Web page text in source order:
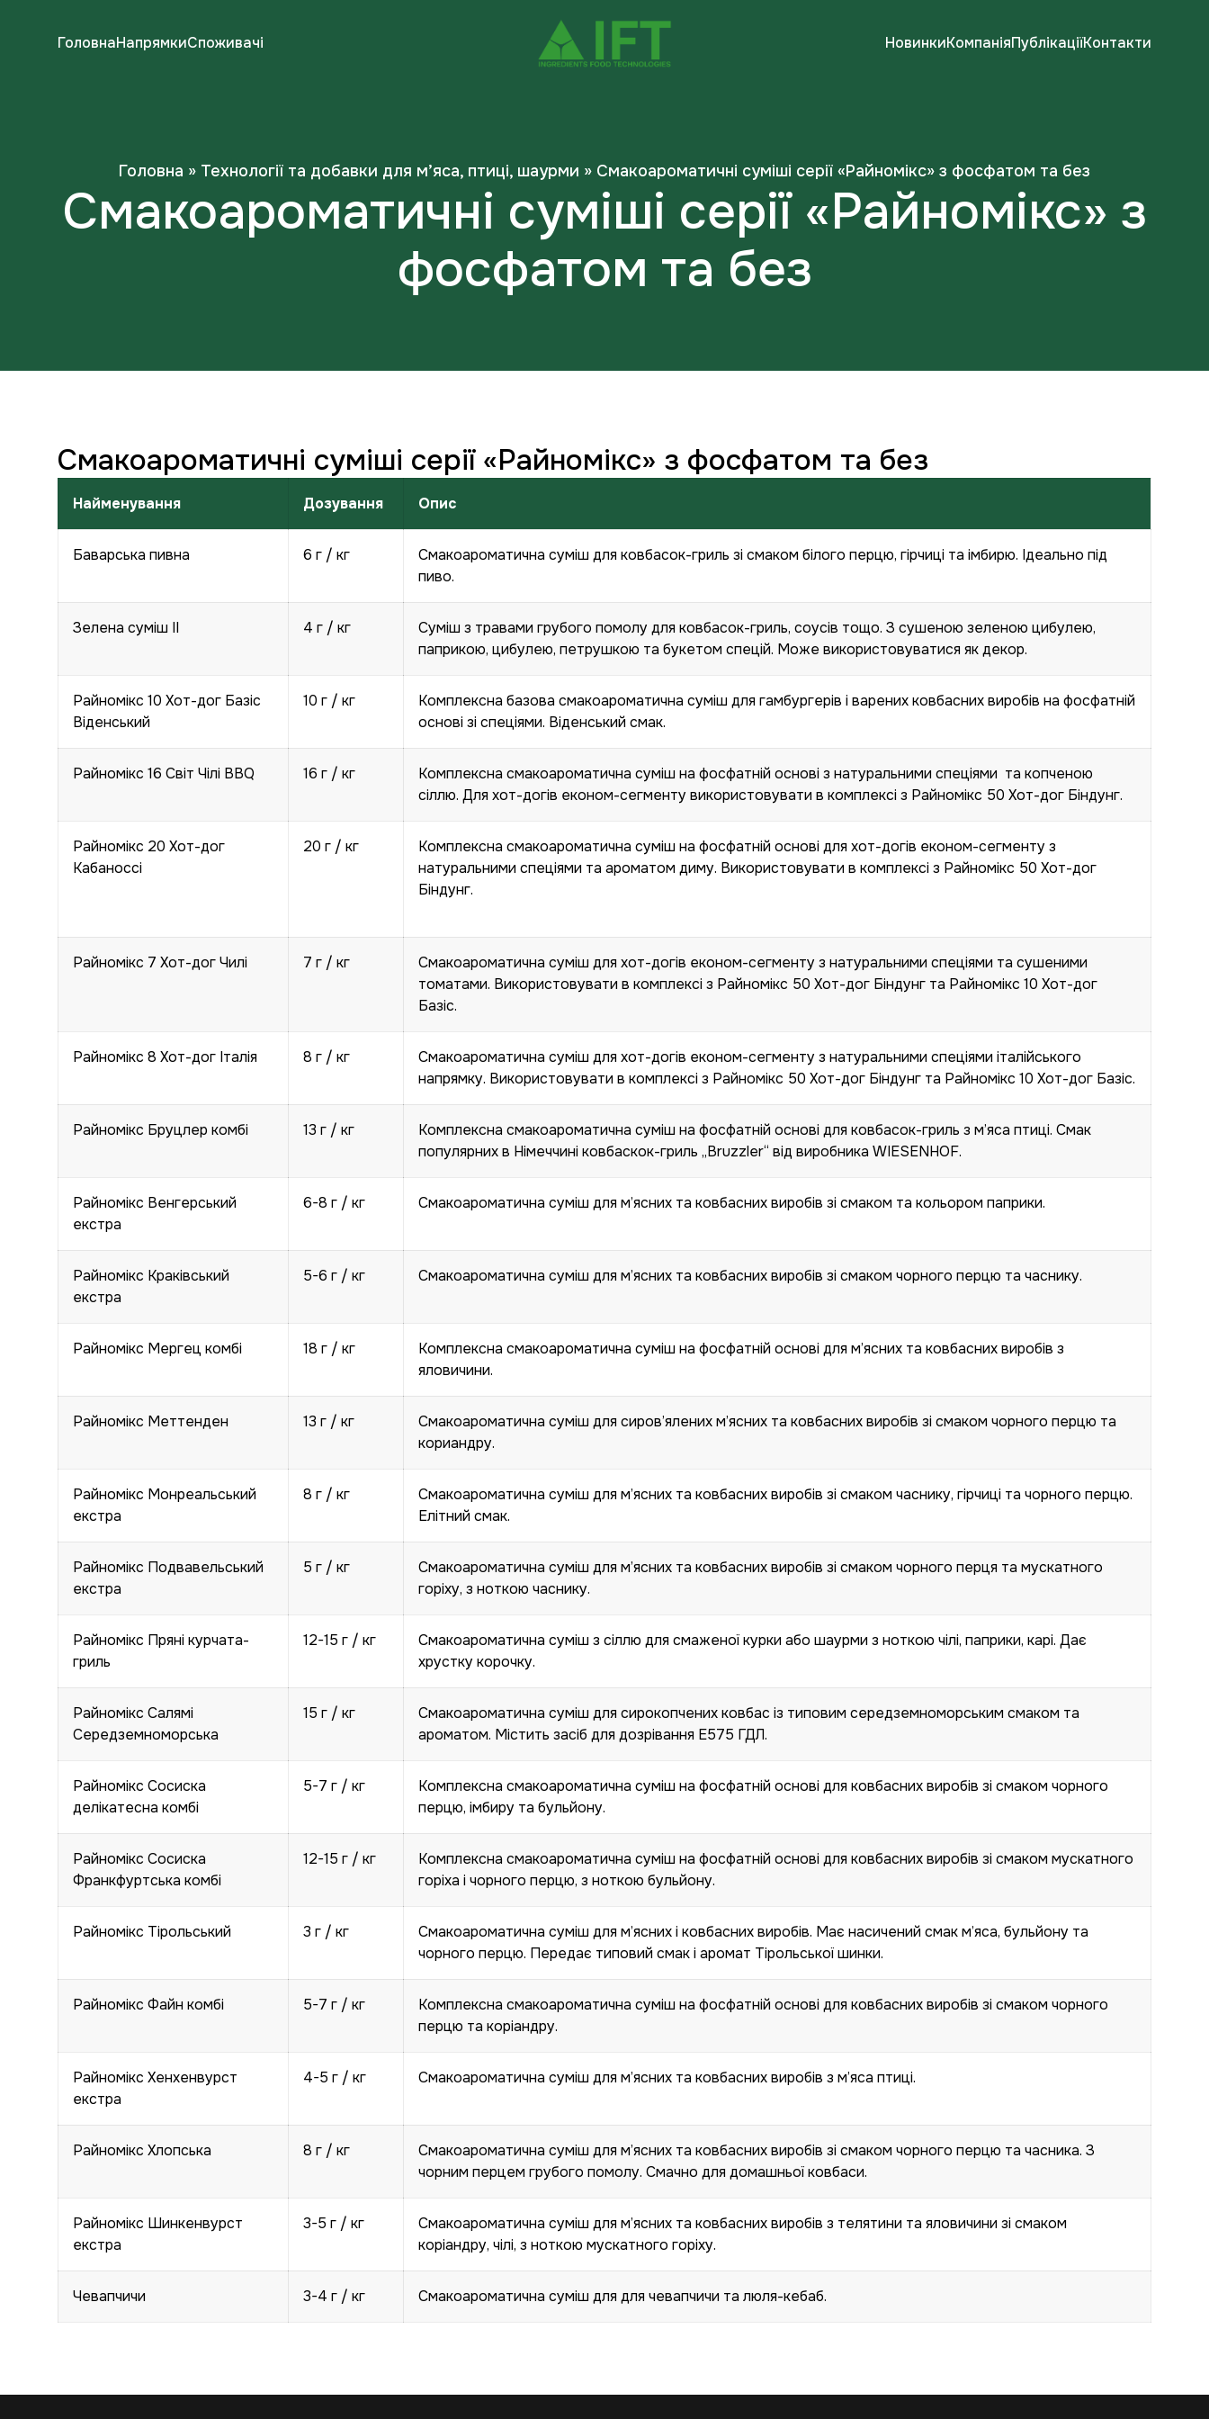
ГоловнаНапрямкиСпоживачі НовинкиКомпаніяПублікаціїКонтакти
Головна » Технології та добавки для м’яса, птиці, шаурми » Смакоароматичні суміші серії «Райномікс» з фосфатом та без
Смакоароматичні суміші серії «Райномікс» з
фосфатом та без
Смакоароматичні суміші серії «Райномікс» з фосфатом та без
Найменування Дозування Опис
Баварська пивна 6 г / кг
Смакоароматична суміш для ковбасок-гриль зі смаком білого перцю, гірчиці та імбирю. Ідеально під
пиво.
Зелена суміш ІІ 4 г / кг
Суміш з травами грубого помолу для ковбасок-гриль, соусів тощо. З сушеною зеленою цибулею,
паприкою, цибулею, петрушкою та букетом спецій. Може використовуватися як декор.
Райномікс 10 Хот-дог Базіс
Віденський
10 г / кг
Комплексна базова смакоароматична суміш для гамбургерів і варених ковбасних виробів на фосфатній
основі зі спеціями. Віденський смак.
Райномікс 16 Світ Чілі BBQ 16 г / кг
Комплексна смакоароматична суміш на фосфатній основі з натуральними спеціями та копченою
сіллю. Для хот-догів економ-сегменту використовувати в комплексі з Райномікс 50 Хот-дог Біндунг.
Райномікс 20 Хот-дог
Кабаноссі
20 г / кг
Комплексна смакоароматична суміш на фосфатній основі для хот-догів економ-сегменту з
натуральними спеціями та ароматом диму. Використовувати в комплексі з Райномікс 50 Хот-дог
Біндунг.
Райномікс 7 Хот-дог Чилі 7 г / кг
Смакоароматична суміш для хот-догів економ-сегменту з натуральними спеціями та сушеними
томатами. Використовувати в комплексі з Райномікс 50 Хот-дог Біндунг та Райномікс 10 Хот-дог
Базіс.
Райномікс 8 Хот-дог Італія 8 г / кг
Смакоароматична суміш для хот-догів економ-сегменту з натуральними спеціями італійського
напрямку. Використовувати в комплексі з Райномікс 50 Хот-дог Біндунг та Райномікс 10 Хот-дог Базіс.
Райномікс Бруцлер комбі 13 г / кг
Комплексна смакоароматична суміш на фосфатній основі для ковбасок-гриль з м’яса птиці. Смак
популярних в Німеччині ковбаскок-гриль „Bruzzler“ від виробника WIESENHOF.
Райномікс Венгерський
екстра
6-8 г / кг Смакоароматична суміш для м’ясних та ковбасних виробів зі смаком та кольором паприки.
Райномікс Краківський
екстра
5-6 г / кг Смакоароматична суміш для м’ясних та ковбасних виробів зі смаком чорного перцю та часнику.
Райномікс Мергец комбі 18 г / кг
Комплексна смакоароматична суміш на фосфатній основі для м’ясних та ковбасних виробів з
яловичини.
Райномікс Меттенден 13 г / кг
Смакоароматична суміш для сиров’ялених м’ясних та ковбасних виробів зі смаком чорного перцю та
кориандру.
Райномікс Монреальський
екстра
8 г / кг
Смакоароматична суміш для м’ясних та ковбасних виробів зі смаком часнику, гірчиці та чорного перцю.
Елітний смак.
Райномікс Подвавельський
екстра
5 г / кг
Смакоароматична суміш для м’ясних та ковбасних виробів зі смаком чорного перця та мускатного
горіху, з ноткою часнику.
Райномікс Пряні курчата-
гриль
12-15 г / кг
Смакоароматична суміш з сіллю для смаженої курки або шаурми з ноткою чілі, паприки, карі. Дає
хрустку корочку.
Райномікс Салямі
Середземноморська
15 г / кг
Смакоароматична суміш для сирокопчених ковбас із типовим середземноморським смаком та
ароматом. Містить засіб для дозрівання Е575 ГДЛ.
Райномікс Сосиска
делікатесна комбі
5-7 г / кг
Комплексна смакоароматична суміш на фосфатній основі для ковбасних виробів зі смаком чорного
перцю, імбиру та бульйону.
Райномікс Сосиска
Франкфуртська комбі
12-15 г / кг
Комплексна смакоароматична суміш на фосфатній основі для ковбасних виробів зі смаком мускатного
горіха і чорного перцю, з ноткою бульйону.
Райномікс Тірольський 3 г / кг
Смакоароматична суміш для м’ясних і ковбасних виробів. Має насичений смак м’яса, бульйону та
чорного перцю. Передає типовий смак і аромат Тірольської шинки.
Райномікс Файн комбі 5-7 г / кг
Комплексна смакоароматична суміш на фосфатній основі для ковбасних виробів зі смаком чорного
перцю та коріандру.
Райномікс Хенхенвурст
екстра
4-5 г / кг Смакоароматична суміш для м’ясних та ковбасних виробів з м’яса птиці.
Райномікс Хлопська 8 г / кг
Смакоароматична суміш для м’ясних та ковбасних виробів зі смаком чорного перцю та часника. З
чорним перцем грубого помолу. Смачно для домашньої ковбаси.
Райномікс Шинкенвурст
екстра
3-5 г / кг
Смакоароматична суміш для м’ясних та ковбасних виробів з телятини та яловичини зі смаком
коріандру, чілі, з ноткою мускатного горіху.
Чевапчичи 3-4 г / кг Смакоароматична суміш для для чевапчичи та люля-кебаб.